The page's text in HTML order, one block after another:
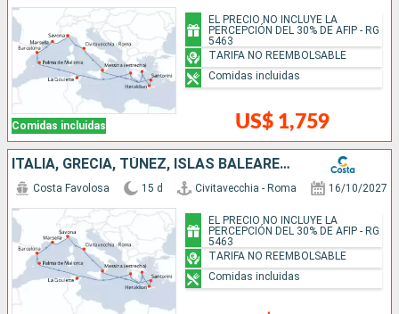
Comidas incluidas US$ 1,759
EL PRECIO NO INCLUYE LA
PERCEPCIÓN DEL 30% DE AFIP - RG
5463
TARIFA NO REEMBOLSABLE
Comidas incluidas
ITALIA, GRECIA, TÚNEZ, ISLAS BALEARES, ESPAÑA, FRANCIA
Costa Favolosa 15 d Civitavecchia - Roma 16/10/2027
EL PRECIO NO INCLUYE LA
PERCEPCIÓN DEL 30% DE AFIP - RG
5463
TARIFA NO REEMBOLSABLE
Comidas incluidas